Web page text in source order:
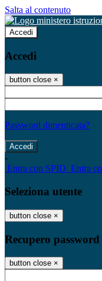
Salta al contenuto
Accedi
Accedi
button close ×
Password dimenticata?
-
Entra con SPID Entra
Seleziona utente
button close ×
Recupero password
button close ×